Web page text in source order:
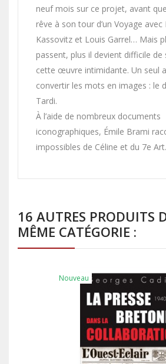
neuf mois sur ce projet, avant
rêve à son tour d’un Voyage avec
Kassovitz et Louis Garrel… Mais
passent, plus il devient difficile de
cette œuvre intimidante. Un seul
convertir les mots en images : le
Tardi.
À l’aide de nombreux documents
iconographiques, Émile Brami
impossibles de Céline et du 7e Art.
16 AUTRES PRODUITS
MÊME CATÉGORIE :
Nouveau